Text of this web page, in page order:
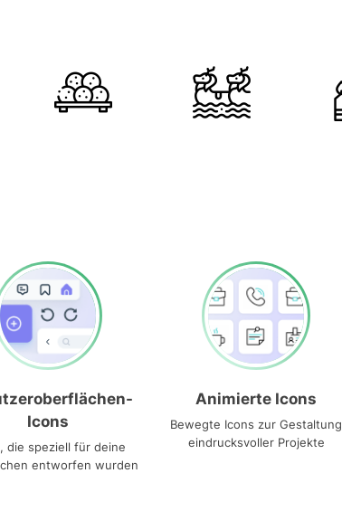
Icons
die speziell für deine
entworfen wurden
Animierte Icons
Bewegte Icons zur Gestaltung
eindrucksvoller Projekte